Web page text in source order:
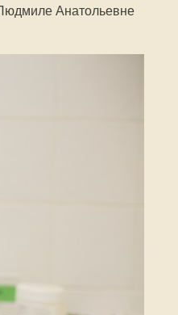
Анатольевне